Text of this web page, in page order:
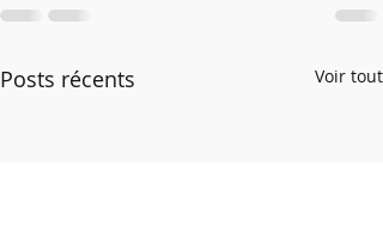
Posts récents Voir tout